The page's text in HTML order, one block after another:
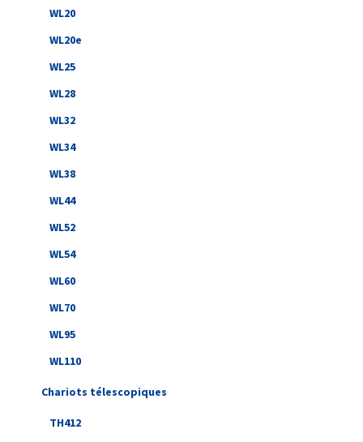
WL20
WL20e
WL25
WL28
WL32
WL34
WL38
WL44
WL52
WL54
WL60
WL70
WL95
WL110
Chariots télescopiques
TH412